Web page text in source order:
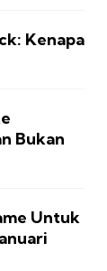
Kenapa
Bukan
Untuk